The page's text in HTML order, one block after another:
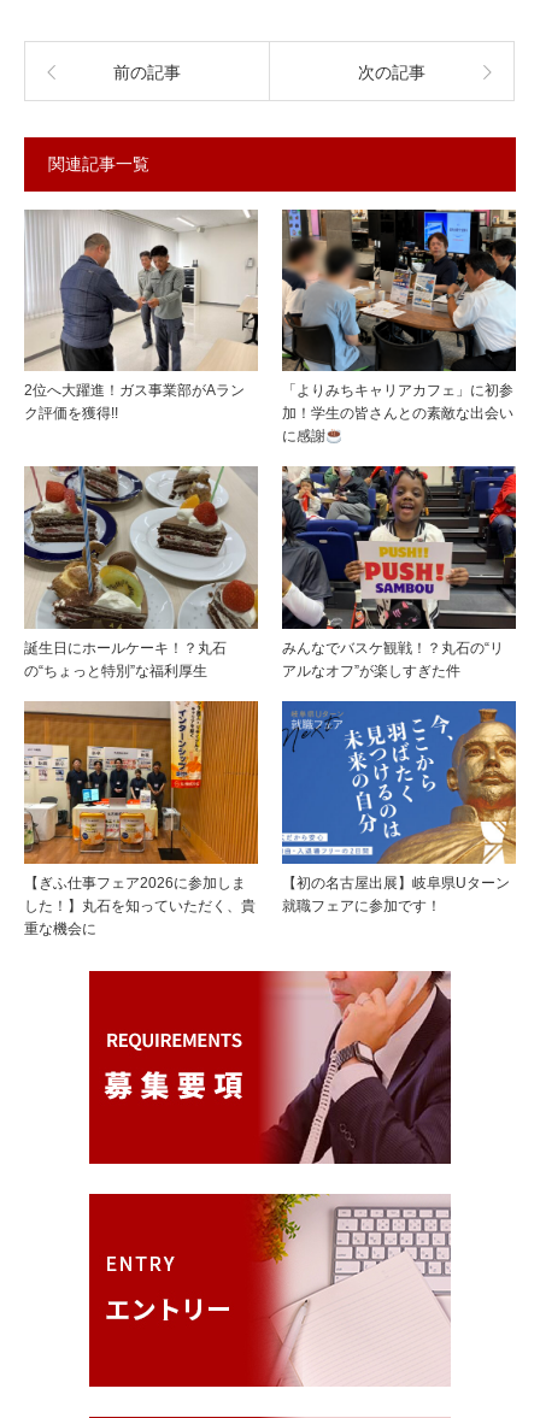
前の記事 次の記事
関連記事一覧
2位へ大躍進！ガス事業部がAラン
ク評価を獲得!!
「よりみちキャリアカフェ」に初参
加！学生の皆さんとの素敵な出会い
に感謝
誕生日にホールケーキ！？丸石
の“ちょっと特別”な福利厚生
みんなでバスケ観戦！？丸石の“リ
アルなオフ”が楽しすぎた件
【ぎふ仕事フェア2026に参加しま
した！】丸石を知っていただく、貴
重な機会に
【初の名古屋出展】岐阜県Uターン
就職フェアに参加です！